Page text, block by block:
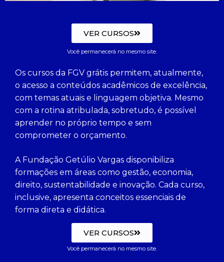
VER CURSOS
Você permanecerá no mesmo site.
Os cursos da FGV grátis permitem, atualmente,
o acesso a conteúdos acadêmicos de excelência,
com temas atuais e linguagem objetiva. Mesmo
com a rotina atribulada, sobretudo, é possível
aprender no próprio tempo e sem
comprometer o orçamento.
A Fundação Getúlio Vargas disponibiliza
formações em áreas como gestão, economia,
direito, sustentabilidade e inovação. Cada curso,
inclusive, apresenta conceitos essenciais de
forma direta e didática.
VER CURSOS
Você permanecerá no mesmo site.